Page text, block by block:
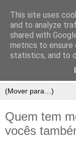
Quem tem
vocês
This site uses
and to analyze
shared with
metrics to ensure
statistics, and to